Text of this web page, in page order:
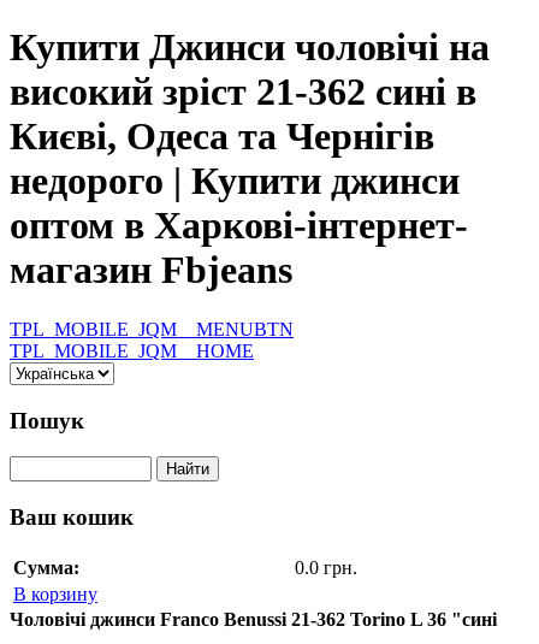
Купити Джинси чоловічі на
високий зріст 21-362 сині в
Києві, Одеса та Чернігів
недорого | Купити джинси
оптом в Харкові-інтернет-
магазин Fbjeans
TPL_MOBILE_JQM__MENUBTN
TPL_MOBILE_JQM__HOME
Пошук
Ваш кошик
Сумма:
0.0 грн.
В корзину
Чоловічі джинси Franco Benussi 21-362 Torino L 36 "сині